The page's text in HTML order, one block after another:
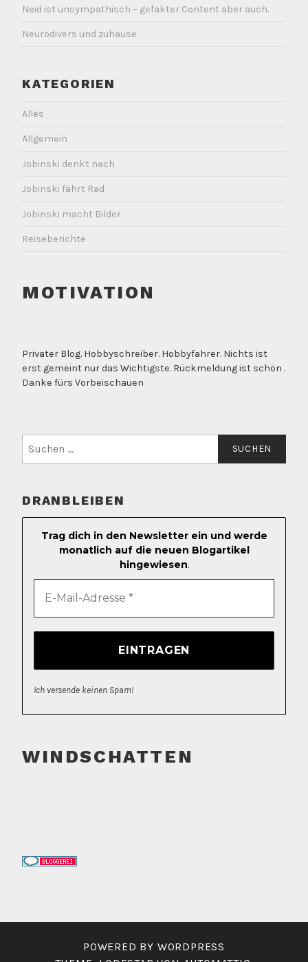
Neid ist unsympathisch – gefakter Content aber auch.
Neurodivers und zuhause
KATEGORIEN
Alles
Allgemein
Jobinski denkt nach
Jobinski fährt Rad
Jobinski macht Bilder
Reiseberichte
MOTIVATION
Privater Blog. Hobbyschreiber. Hobbyfahrer. Nichts ist
erst gemeint nur das Wichtigste. Rückmeldung ist schön .
Danke fürs Vorbeischauen
nach:
DRANBLEIBEN
Trag dich in den Newsletter ein und werde
monatlich auf die neuen Blogartikel
hingewiesen.
Ich versende keinen Spam!
WINDSCHATTEN
POWERED BY WORDPRESS